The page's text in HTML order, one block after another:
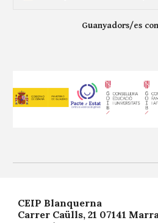
Guanyadors/es
CEIP Blanquerna
Carrer Caülls, 21 07141